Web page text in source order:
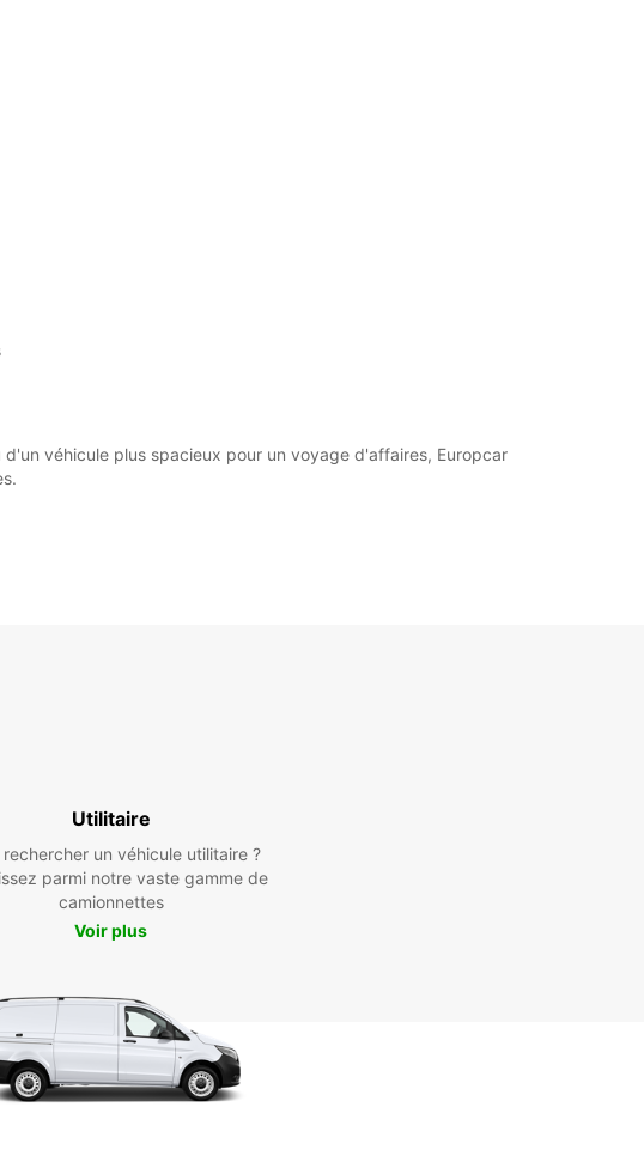
véhicule plus spacieux pour un voyage d'affaires, Europcar
Utilitaire
rechercher un véhicule utilitaire ?
parmi notre vaste gamme de
camionnettes
Voir plus